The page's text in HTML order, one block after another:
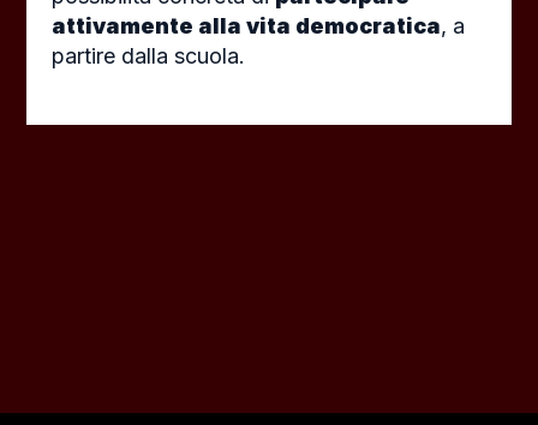
attivamente alla vita democratica, a
partire dalla scuola.